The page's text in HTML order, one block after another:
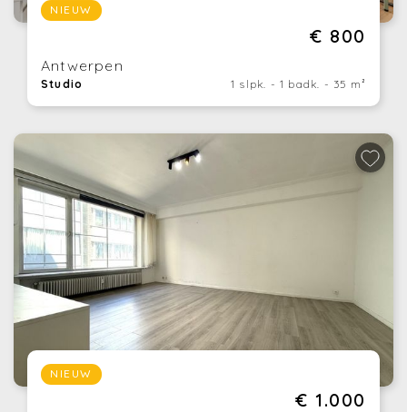
NIEUW
€ 800
Antwerpen
Studio 1 slpk. - 1 badk. - 35 m²
NIEUW
€ 1.000